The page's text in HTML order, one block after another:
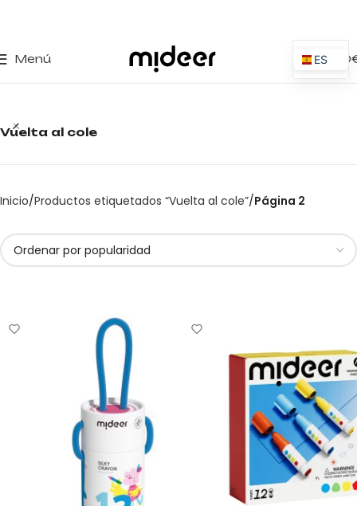
Menú 0,00
Vuelta al cole
Inicio Productos etiquetados “Vuelta al cole” Página 2
ES
EN